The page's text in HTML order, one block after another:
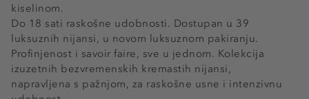
kiselinom.
Do 18 sati raskošne udobnosti. Dostupan u 39
luksuznih nijansi, u novom luksuznom pakiranju.
Profinjenost i savoir faire, sve u jednom. Kolekcija
izuzetnih bezvremenskih kremastih nijansi,
napravljena s pažnjom, za raskošne usne i intenzivnu